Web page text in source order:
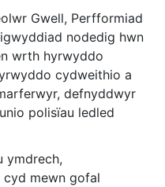
Gwell, Perfformiad
nodedig hwn
wrth hyrwyddo
cydweithio a
defnyddwyr
polisïau ledled
ymdrech,
mewn gofal